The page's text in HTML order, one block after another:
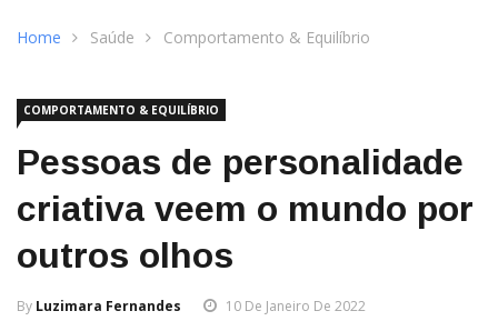
Home Saúde Comportamento & Equilíbrio
COMPORTAMENTO & EQUILÍBRIO
Pessoas de personalidade
criativa veem o mundo por
outros olhos
By Luzimara Fernandes 10 De Janeiro De 2022